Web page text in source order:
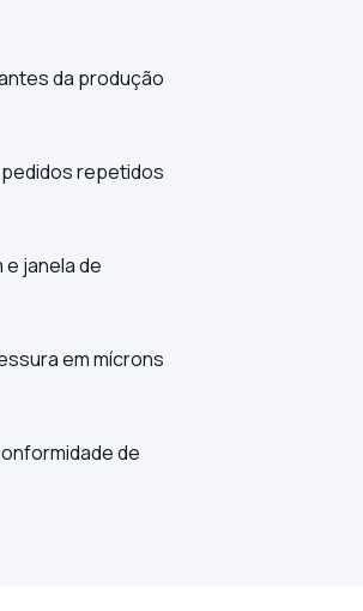
da produção
repetidos
janela de
em mícrons
de